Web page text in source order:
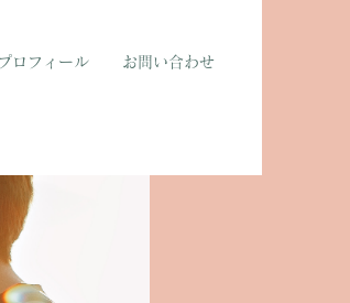
プロフィール お問い合わせ